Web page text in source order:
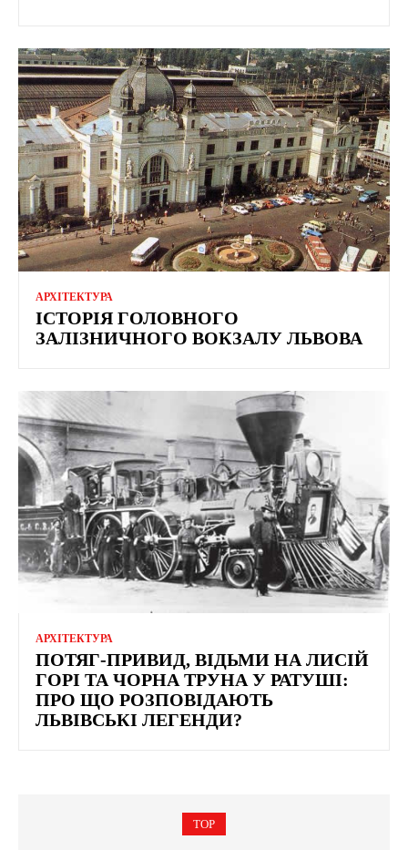
АРХІТЕКТУРА
ІСТОРІЯ ГОЛОВНОГО
ЗАЛІЗНИЧНОГО ВОКЗАЛУ ЛЬВОВА
АРХІТЕКТУРА
ПОТЯГ-ПРИВИД, ВІДЬМИ НА ЛИСІЙ
ГОРІ ТА ЧОРНА ТРУНА У РАТУШІ:
ПРО ЩО РОЗПОВІДАЮТЬ
ЛЬВІВСЬКІ ЛЕГЕНДИ?
TOP